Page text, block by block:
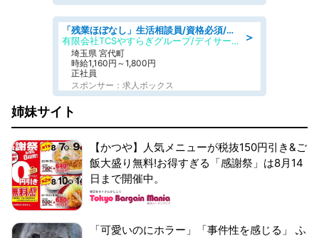
＞
「残業ほぼなし」生活相談員/資格必須/正職員/日勤のみ/デイサービス
有限会社TCSやすらぎグループ/デイサービスやすらぎ
埼玉県 宮代町
時給1,160円～1,800円
正社員
スポンサー：求人ボックス
姉妹サイト
【かつや】人気メニューが税抜150円引き&ご
飯大盛り無料!お得すぎる「感謝祭」は8月14
日まで開催中。
「可愛いのにホラー」「事件性を感じる」 ふ